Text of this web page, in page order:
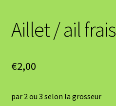
Aillet / ail frais
€2,00
par 2 ou 3 selon la grosseur